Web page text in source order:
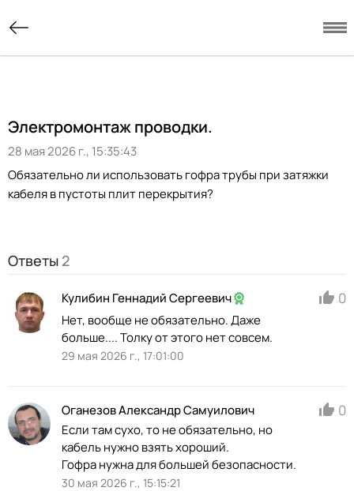
Электромонтаж проводки.
28 мая 2026 г., 15:35:43
Обязательно ли использовать гофра трубы при затяжки
кабеля в пустоты плит перекрытия?
Ответы 2
Кулибин Геннадий Сергеевич
Нет, вообще не обязательно. Даже
больше.... Толку от этого нет совсем.
29 мая 2026 г., 17:01:00
0
Оганезов Александр Самуилович
Если там сухо, то не обязательно, но
кабель нужно взять хороший.
Гофра нужна для большей безопасности.
30 мая 2026 г., 15:15:21
0